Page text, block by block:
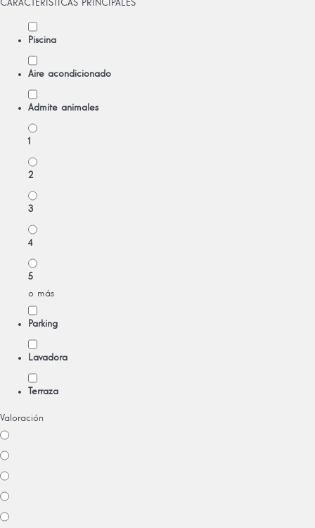
CARACTERÍSTICAS PRINCIPALES
Piscina
Aire acondicionado
Admite animales
1
2
3
4
5
o más
Parking
Lavadora
Terraza
Valoración